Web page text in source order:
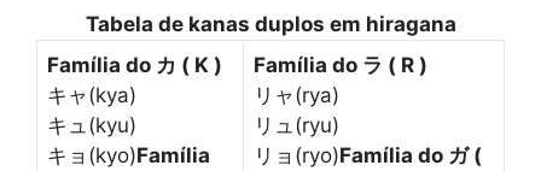
Tabela de kanas duplos em hiragana
Família do カ ( K )
キャ(kya)
キュ(kyu)
キョ(kyo)Família
Família do ラ ( R )
リャ(rya)
リュ(ryu)
リョ(ryo)Família do ガ (